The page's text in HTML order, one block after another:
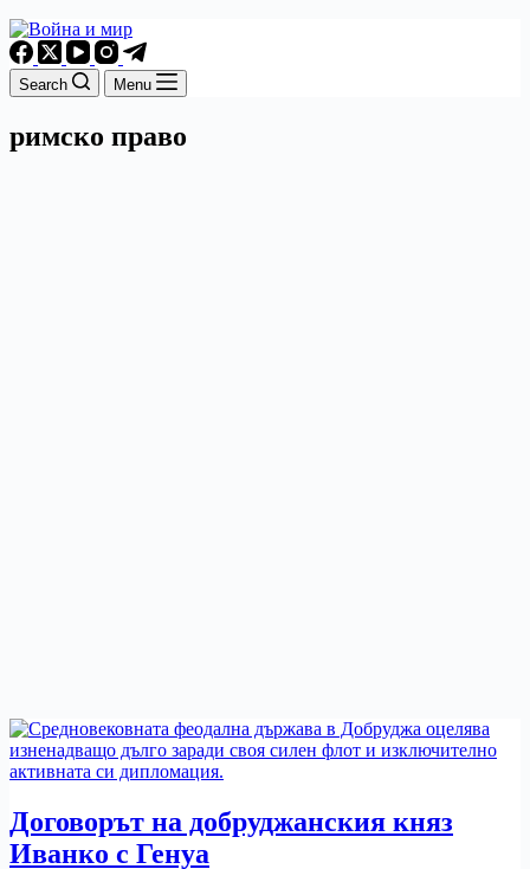
Search Menu
римско право
Договорът на добруджанския княз
Иванко с Генуа